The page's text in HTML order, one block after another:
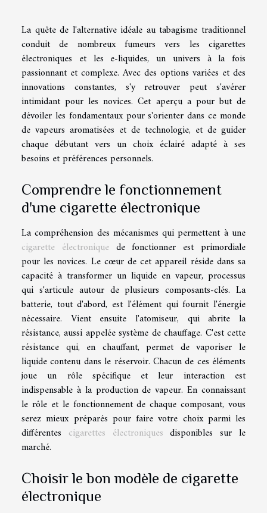
La quête de l'alternative idéale au tabagisme traditionnel
conduit de nombreux fumeurs vers les cigarettes
électroniques et les e-liquides, un univers à la fois
passionnant et complexe. Avec des options variées et des
innovations constantes, s'y retrouver peut s'avérer
intimidant pour les novices. Cet aperçu a pour but de
dévoiler les fondamentaux pour s'orienter dans ce monde
de vapeurs aromatisées et de technologie, et de guider
chaque débutant vers un choix éclairé adapté à ses
besoins et préférences personnels.
Comprendre le fonctionnement
d'une cigarette électronique
La compréhension des mécanismes qui permettent à une
cigarette électroniquede fonctionner est primordiale
pour les novices. Le cœur de cet appareil réside dans sa
capacité à transformer un liquide en vapeur, processus
qui s'articule autour de plusieurs composants-clés. La
batterie, tout d'abord, est l'élément qui fournit l'énergie
nécessaire. Vient ensuite l'atomiseur, qui abrite la
résistance, aussi appelée système de chauffage. C'est cette
résistance qui, en chauffant, permet de vaporiser le
liquide contenu dans le réservoir. Chacun de ces éléments
joue un rôle spécifique et leur interaction est
indispensable à la production de vapeur. En connaissant
le rôle et le fonctionnement de chaque composant, vous
serez mieux préparés pour faire votre choix parmi les
différentes cigarettes électroniques disponibles sur le
marché.
Choisir le bon modèle de cigarette
électronique